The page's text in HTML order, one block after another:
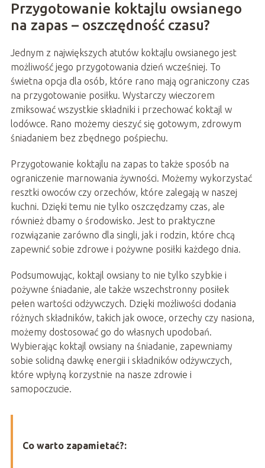
Przygotowanie koktajlu owsianego
na zapas – oszczędność czasu?
Jednym z największych atutów koktajlu owsianego jest
możliwość jego przygotowania dzień wcześniej. To
świetna opcja dla osób, które rano mają ograniczony czas
na przygotowanie posiłku. Wystarczy wieczorem
zmiksować wszystkie składniki i przechować koktajl w
lodówce. Rano możemy cieszyć się gotowym, zdrowym
śniadaniem bez zbędnego pośpiechu.
Przygotowanie koktajlu na zapas to także sposób na
ograniczenie marnowania żywności. Możemy wykorzystać
resztki owoców czy orzechów, które zalegają w naszej
kuchni. Dzięki temu nie tylko oszczędzamy czas, ale
również dbamy o środowisko. Jest to praktyczne
rozwiązanie zarówno dla singli, jak i rodzin, które chcą
zapewnić sobie zdrowe i pożywne posiłki każdego dnia.
Podsumowując, koktajl owsiany to nie tylko szybkie i
pożywne śniadanie, ale także wszechstronny posiłek
pełen wartości odżywczych. Dzięki możliwości dodania
różnych składników, takich jak owoce, orzechy czy nasiona,
możemy dostosować go do własnych upodobań.
Wybierając koktajl owsiany na śniadanie, zapewniamy
sobie solidną dawkę energii i składników odżywczych,
które wpłyną korzystnie na nasze zdrowie i
samopoczucie.
Co warto zapamietać?: